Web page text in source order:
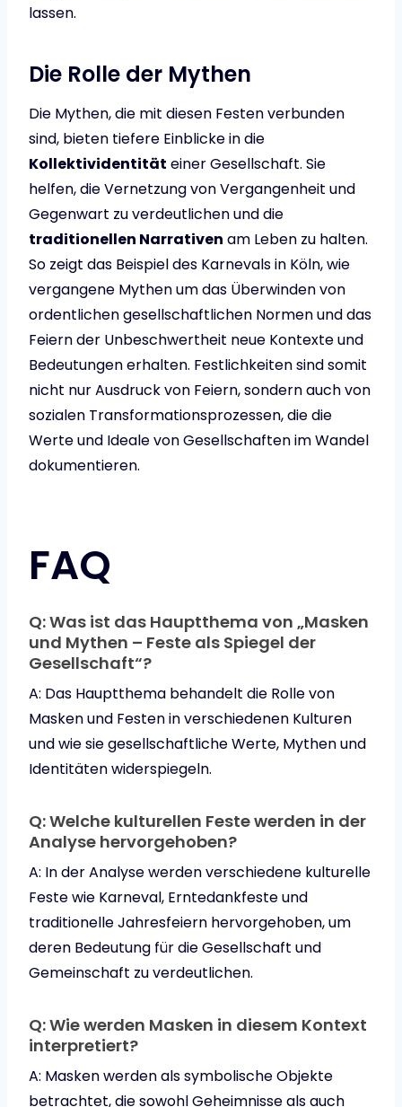
lassen.
Die Rolle der Mythen
Die Mythen, die mit diesen Festen verbunden
sind, bieten tiefere Einblicke in die
Kollektividentität einer Gesellschaft. Sie
helfen, die Vernetzung von Vergangenheit und
Gegenwart zu verdeutlichen und die
traditionellen Narrativen am Leben zu halten.
So zeigt das Beispiel des Karnevals in Köln, wie
vergangene Mythen um das Überwinden von
ordentlichen gesellschaftlichen Normen und das
Feiern der Unbeschwertheit neue Kontexte und
Bedeutungen erhalten. Festlichkeiten sind somit
nicht nur Ausdruck von Feiern, sondern auch von
sozialen Transformationsprozessen, die die
Werte und Ideale von Gesellschaften im Wandel
dokumentieren.
FAQ
Q: Was ist das Hauptthema von „Masken
und Mythen – Feste als Spiegel der
Gesellschaft“?
A: Das Hauptthema behandelt die Rolle von
Masken und Festen in verschiedenen Kulturen
und wie sie gesellschaftliche Werte, Mythen und
Identitäten widerspiegeln.
Q: Welche kulturellen Feste werden in der
Analyse hervorgehoben?
A: In der Analyse werden verschiedene kulturelle
Feste wie Karneval, Erntedankfeste und
traditionelle Jahresfeiern hervorgehoben, um
deren Bedeutung für die Gesellschaft und
Gemeinschaft zu verdeutlichen.
Q: Wie werden Masken in diesem Kontext
interpretiert?
A: Masken werden als symbolische Objekte
betrachtet, die sowohl Geheimnisse als auch